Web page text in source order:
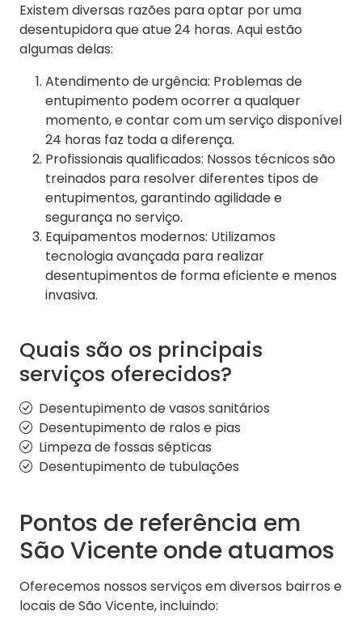
Existem diversas razões para optar por uma
desentupidora que atue 24 horas. Aqui estão
algumas delas:
Atendimento de urgência: Problemas de
entupimento podem ocorrer a qualquer
momento, e contar com um serviço disponível
24 horas faz toda a diferença.
Profissionais qualificados: Nossos técnicos são
treinados para resolver diferentes tipos de
entupimentos, garantindo agilidade e
segurança no serviço.
Equipamentos modernos: Utilizamos
tecnologia avançada para realizar
desentupimentos de forma eficiente e menos
invasiva.
Quais são os principais
serviços oferecidos?
Desentupimento de vasos sanitários
Desentupimento de ralos e pias
Limpeza de fossas sépticas
Desentupimento de tubulações
Pontos de referência em
São Vicente onde atuamos
Oferecemos nossos serviços em diversos bairros e
locais de São Vicente, incluindo: